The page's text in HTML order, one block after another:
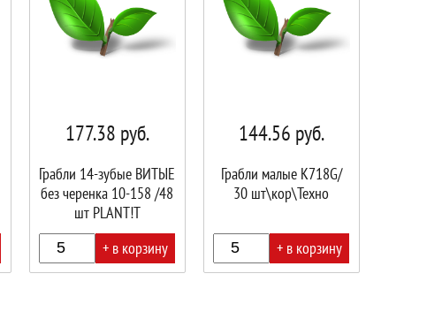
177.38 руб.
Грабли 14-зубые ВИТЫЕ
без черенка 10-158 /48
шт PLANT!T
+ в корзину
144.56 руб.
Грабли малые K718G/
30 шт\кор\Техно
+ в корзину